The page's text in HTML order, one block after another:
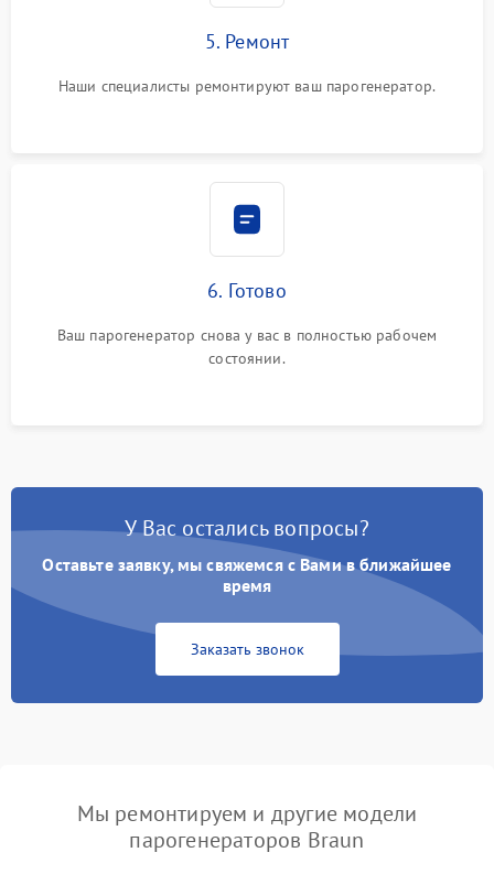
5. Ремонт
Наши специалисты ремонтируют ваш парогенератор.
6. Готово
Ваш парогенератор снова у вас в полностью рабочем
состоянии.
У Вас остались вопросы?
Оставьте заявку, мы свяжемся с Вами в ближайшее
время
Заказать звонок
Мы ремонтируем и другие модели
парогенераторов Braun